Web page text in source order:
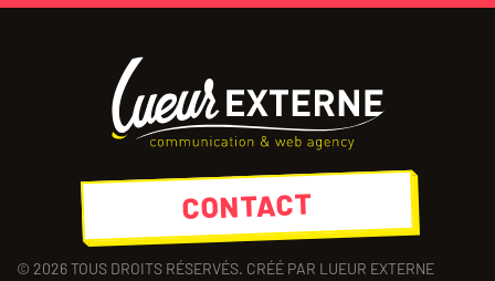
CONTACT
© 2026TOUS DROITS RÉSERVÉS. CRÉÉ PAR LUEUR EXTERNE